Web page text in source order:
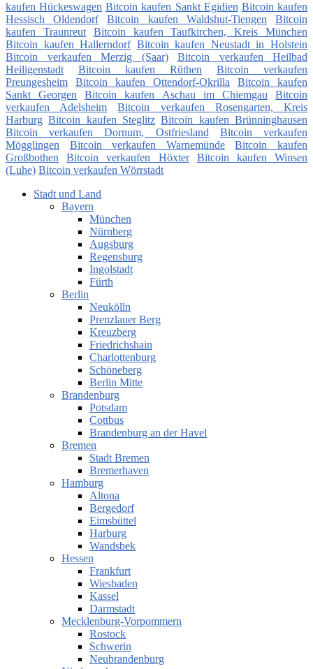
kaufen Hückeswagen Bitcoin kaufen Sankt Egidien Bitcoin kaufen
Hessisch Oldendorf
Bitcoin kaufen Waldshut-Tiengen
Bitcoin
kaufen Traunreut
Bitcoin kaufen Taufkirchen, Kreis München
Bitcoin kaufen Hallerndorf Bitcoin kaufen Neustadt in Holstein
Bitcoin verkaufen Merzig (Saar)
Bitcoin verkaufen Heilbad
Heiligenstadt
Bitcoin kaufen Rüthen
Bitcoin verkaufen
Preungesheim
Bitcoin kaufen Ottendorf-Okrilla
Bitcoin kaufen
Sankt Georgen
Bitcoin kaufen Aschau im Chiemgau
Bitcoin
verkaufen Adelsheim
Bitcoin verkaufen Rosengarten, Kreis
Harburg Bitcoin kaufen Steglitz Bitcoin kaufen Brünninghausen
Bitcoin verkaufen Dornum, Ostfriesland
Bitcoin verkaufen
Mögglingen
Bitcoin verkaufen Warnemünde
Bitcoin kaufen
Großbothen
Bitcoin verkaufen Höxter
Bitcoin kaufen Winsen
(Luhe) Bitcoin verkaufen Wörrstadt
Stadt und Land
Bayern
München
Nürnberg
Augsburg
Regensburg
Ingolstadt
Fürth
Berlin
Neukölln
Prenzlauer Berg
Kreuzberg
Friedrichshain
Charlottenburg
Schöneberg
Berlin Mitte
Brandenburg
Potsdam
Cottbus
Brandenburg an der Havel
Bremen
Stadt Bremen
Bremerhaven
Hamburg
Altona
Bergedorf
Eimsbüttel
Harburg
Wandsbek
Hessen
Frankfurt
Wiesbaden
Kassel
Darmstadt
Mecklenburg-Vorpommern
Rostock
Schwerin
Neubrandenburg